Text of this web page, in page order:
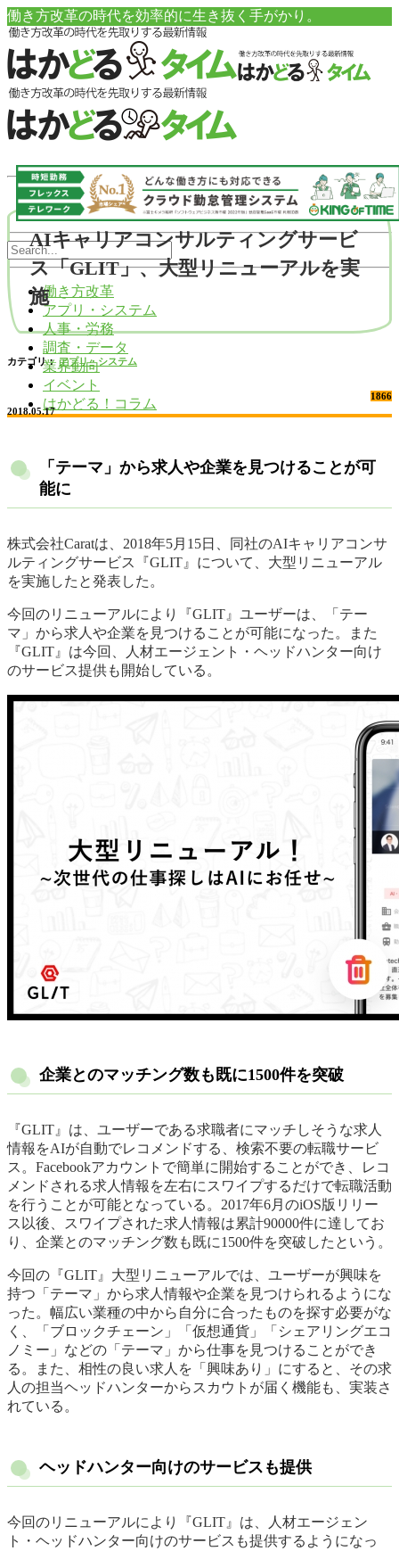
働き方改革の時代を効率的に生き抜く手がかり。
働き方改革
アプリ・システム
人事・労務
調査・データ
業界動向
イベント
はかどる！コラム
AIキャリアコンサルティングサービ
ス「GLIT」、大型リニューアルを実
施
カテゴリ： アプリ・システム
1866
2018.05.17
「テーマ」から求人や企業を見つけることが可
能に
株式会社Caratは、2018年5月15日、同社のAIキャリアコンサ
ルティングサービス『GLIT』について、大型リニューアル
を実施したと発表した。
今回のリニューアルにより『GLIT』ユーザーは、「テー
マ」から求人や企業を見つけることが可能になった。また
『GLIT』は今回、人材エージェント・ヘッドハンター向け
のサービス提供も開始している。
企業とのマッチング数も既に1500件を突破
『GLIT』は、ユーザーである求職者にマッチしそうな求人
情報をAIが自動でレコメンドする、検索不要の転職サービ
ス。Facebookアカウントで簡単に開始することができ、レコ
メンドされる求人情報を左右にスワイプするだけで転職活動
を行うことが可能となっている。2017年6月のiOS版リリー
ス以後、スワイプされた求人情報は累計90000件に達してお
り、企業とのマッチング数も既に1500件を突破したという。
今回の『GLIT』大型リニューアルでは、ユーザーが興味を
持つ「テーマ」から求人情報や企業を見つけられるようにな
った。幅広い業種の中から自分に合ったものを探す必要がな
く、「ブロックチェーン」「仮想通貨」「シェアリングエコ
ノミー」などの「テーマ」から仕事を見つけることができ
る。また、相性の良い求人を「興味あり」にすると、その求
人の担当ヘッドハンターからスカウトが届く機能も、実装さ
れている。
ヘッドハンター向けのサービスも提供
今回のリニューアルにより『GLIT』は、人材エージェン
ト・ヘッドハンター向けのサービスも提供するようになっ